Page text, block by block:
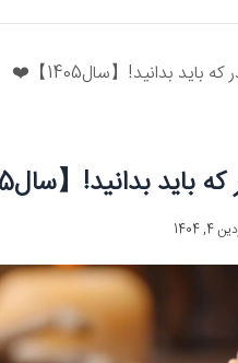
بدانید!【سال1405】❤️
بدانید!【سال1405】❤️